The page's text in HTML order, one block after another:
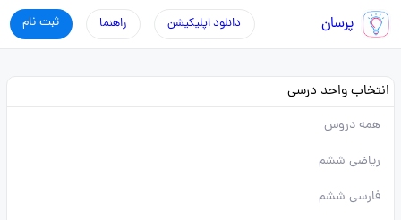
پرسان ثبت نام راهنما دانلود اپلیکیشن
انتخاب واحد درسی
همه دروس
ریاضی ششم
فارسی ششم